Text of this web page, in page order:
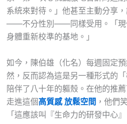
系統來對待。」他甚至主動分享
——不分性別——同樣受用。「現
身體重新校準的基地。」
如今，陳伯雄（化名）每週固定
然，反而認為這是另一種形式的
陪伴了八十年的軀殼。在他的推
走進這個高質感 放鬆空間 ，他們
「這應該叫『生命力的研發中心』